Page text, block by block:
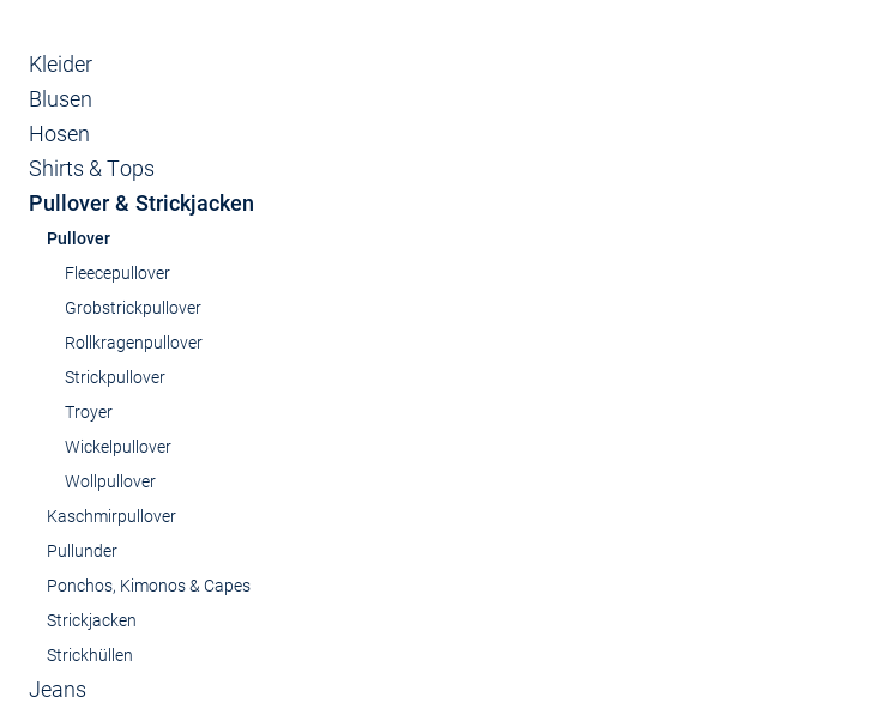
Kleider
Blusen
Hosen
Shirts & Tops
Pullover & Strickjacken
Pullover
Fleecepullover
Grobstrickpullover
Rollkragenpullover
Strickpullover
Troyer
Wickelpullover
Wollpullover
Kaschmirpullover
Pullunder
Ponchos, Kimonos & Capes
Strickjacken
Strickhüllen
Jeans